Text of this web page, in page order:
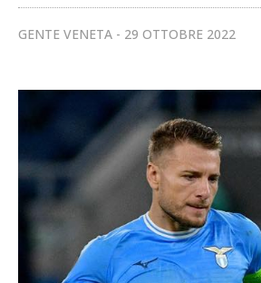
GENTE VENETA 29 OTTOBRE 2022